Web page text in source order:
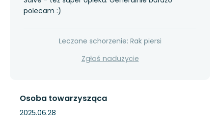
polecam :)
Leczone schorzenie: Rak piersi
Zgłoś nadużycie
Osoba towarzysząca
2025.06.28